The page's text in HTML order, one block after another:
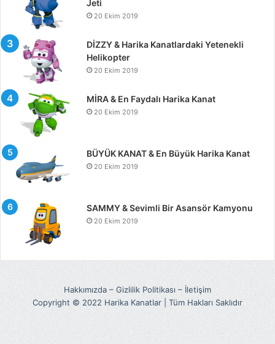
Jeti
20 Ekim 2019
DİZZY & Harika Kanatlardaki Yetenekli
Helikopter
20 Ekim 2019
MİRA & En Faydalı Harika Kanat
20 Ekim 2019
BÜYÜK KANAT & En Büyük Harika Kanat
20 Ekim 2019
SAMMY & Sevimli Bir Asansör Kamyonu
20 Ekim 2019
Hakkımızda – Gizlilik Politikası – İletişim
Copyright © 2022 Harika Kanatlar | Tüm Hakları Saklıdır